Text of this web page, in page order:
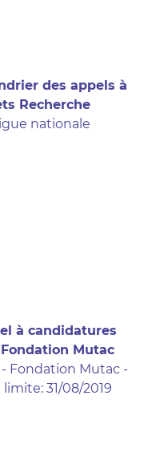
des appels à
Recherche
nationale
à candidatures
Mutac
Fondation Mutac -
limite: 31/08/2019